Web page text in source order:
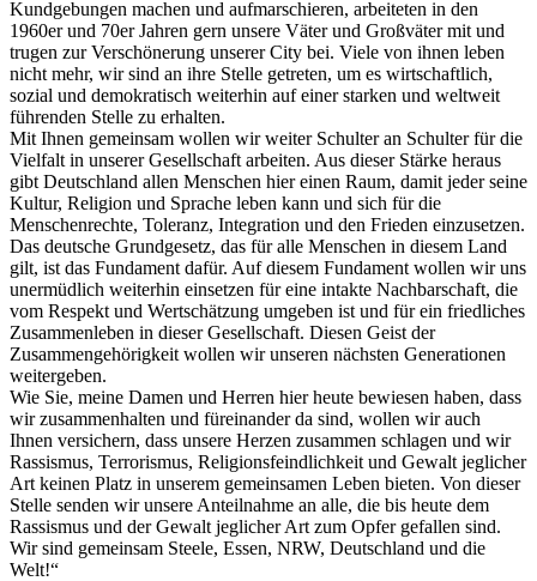
Kundgebungen machen und aufmarschieren, arbeiteten in den
1960er und 70er Jahren gern unsere Väter und Großväter mit und
trugen zur Verschönerung unserer City bei. Viele von ihnen leben
nicht mehr, wir sind an ihre Stelle getreten, um es wirtschaftlich,
sozial und demokratisch weiterhin auf einer starken und weltweit
führenden Stelle zu erhalten.
Mit Ihnen gemeinsam wollen wir weiter Schulter an Schulter für die
Vielfalt in unserer Gesellschaft arbeiten. Aus dieser Stärke heraus
gibt Deutschland allen Menschen hier einen Raum, damit jeder seine
Kultur, Religion und Sprache leben kann und sich für die
Menschenrechte, Toleranz, Integration und den Frieden einzusetzen.
Das deutsche Grundgesetz, das für alle Menschen in diesem Land
gilt, ist das Fundament dafür. Auf diesem Fundament wollen wir uns
unermüdlich weiterhin einsetzen für eine intakte Nachbarschaft, die
vom Respekt und Wertschätzung umgeben ist und für ein friedliches
Zusammenleben in dieser Gesellschaft. Diesen Geist der
Zusammengehörigkeit wollen wir unseren nächsten Generationen
weitergeben.
Wie Sie, meine Damen und Herren hier heute bewiesen haben, dass
wir zusammenhalten und füreinander da sind, wollen wir auch
Ihnen versichern, dass unsere Herzen zusammen schlagen und wir
Rassismus, Terrorismus, Religionsfeindlichkeit und Gewalt jeglicher
Art keinen Platz in unserem gemeinsamen Leben bieten. Von dieser
Stelle senden wir unsere Anteilnahme an alle, die bis heute dem
Rassismus und der Gewalt jeglicher Art zum Opfer gefallen sind.
Wir sind gemeinsam Steele, Essen, NRW, Deutschland und die
Welt!“